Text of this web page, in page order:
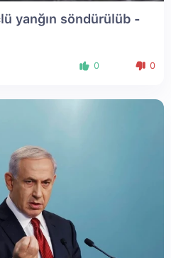
yanğın söndürülüb -
0 0